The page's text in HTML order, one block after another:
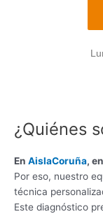
¿Quiénes
En AislaCoruña,
Por eso, nuestro
técnica
Este diagnóstico